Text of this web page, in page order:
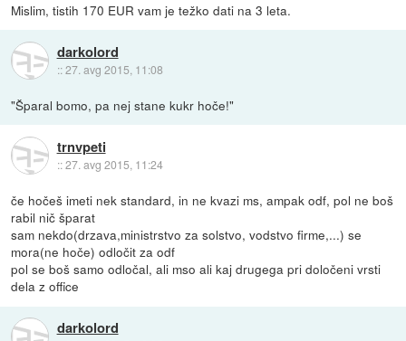
Mislim, tistih 170 EUR vam je težko dati na 3 leta.
darkolord
::27. avg 2015, 11:08
"Šparal bomo, pa nej stane kukr hoče!"
trnvpeti
::27. avg 2015, 11:24
če hočeš imeti nek standard, in ne kvazi ms, ampak odf, pol ne boš
rabil nič šparat
sam nekdo(drzava,ministrstvo za solstvo, vodstvo firme,...) se
mora(ne hoče) odločit za odf
pol se boš samo odločal, ali mso ali kaj drugega pri določeni vrsti
dela z office
darkolord